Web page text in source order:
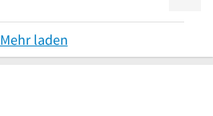
Mehr laden